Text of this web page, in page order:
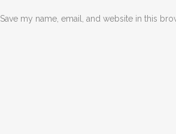
Save my name, email, and website in this